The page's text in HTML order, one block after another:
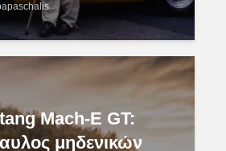
Mach-E GT:
μηδενικών